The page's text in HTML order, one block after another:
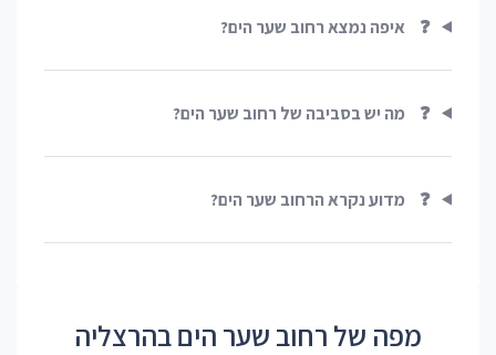
❓ איפה נמצא רחוב שער הים?
❓ מה יש בסביבה של רחוב שער הים?
❓ מדוע נקרא הרחוב שער הים?
מפה של רחוב שער הים בהרצליה